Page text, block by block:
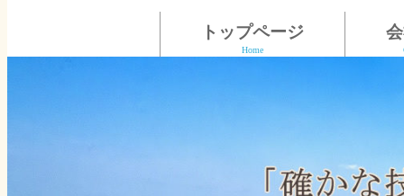
トップページ
Home